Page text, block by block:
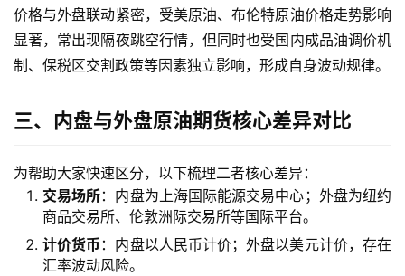
油
期
货
开
油
期
播
价格与外盘联动紧密，受美原油、布伦特原油价格走势影响
显著，常出现隔夜跳空行情，但同时也受国内成品油调价机
制、保税区交割政策等因素独立影响，形成自身波动规律。
三、内盘与外盘原油期货核心差异对比
为帮助大家快速区分，以下梳理二者核心差异：
交易场所：内盘为上海国际能源交易中心；外盘为纽约
商品交易所、伦敦洲际交易所等国际平台。
计价货币 ：内盘以人民币计价；外盘以美元计价，存在
汇率波动风险。